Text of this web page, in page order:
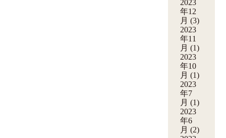
2023
年12
月 (3)
2023
年11
月 (1)
2023
年10
月 (1)
2023
年7
月 (1)
2023
年6
月 (2)